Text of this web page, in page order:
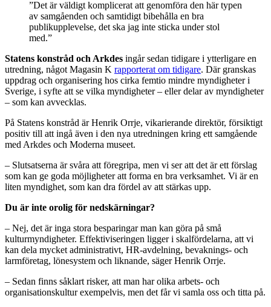
”Det är väldigt komplicerat att genomföra den här typen
av samgåenden och samtidigt bibehålla en bra
publikupplevelse, det ska jag inte sticka under stol
med.”
Statens konstråd och Arkdes ingår sedan tidigare i ytterligare en
utredning, något Magasin K rapporterat om tidigare. Där granskas
uppdrag och organisering hos cirka femtio mindre myndigheter i
Sverige, i syfte att se vilka myndigheter – eller delar av myndigheter
– som kan avvecklas.
På Statens konstråd är Henrik Orrje, vikarierande direktör, försiktigt
positiv till att ingå även i den nya utredningen kring ett samgående
med Arkdes och Moderna museet.
– Slutsatserna är svåra att föregripa, men vi ser att det är ett förslag
som kan ge goda möjligheter att forma en bra verksamhet. Vi är en
liten myndighet, som kan dra fördel av att stärkas upp.
Du är inte orolig för nedskärningar?
– Nej, det är inga stora besparingar man kan göra på små
kulturmyndigheter. Effektiviseringen ligger i skalfördelarna, att vi
kan dela mycket administrativt, HR-avdelning, bevaknings- och
larmföretag, lönesystem och liknande, säger Henrik Orrje.
– Sedan finns såklart risker, att man har olika arbets- och
organisationskultur exempelvis, men det får vi samla oss och titta på.